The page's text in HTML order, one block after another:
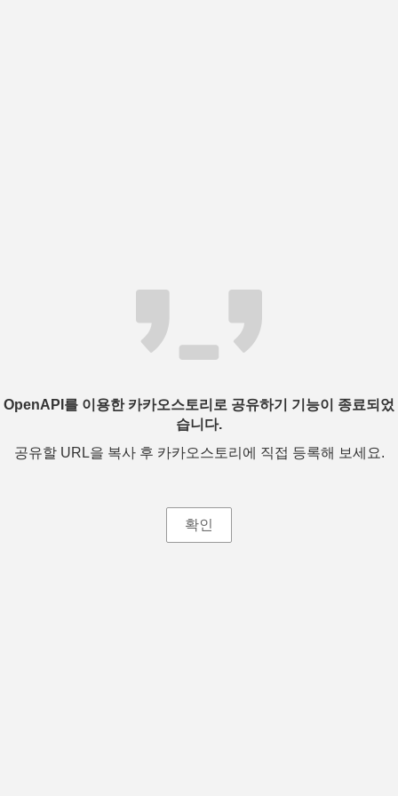
OpenAPI를 이용한 카카오스토리로 공유하기 기능이 종료되었
습니다.
공유할 URL을 복사 후 카카오스토리에 직접 등록해 보세요.
확인